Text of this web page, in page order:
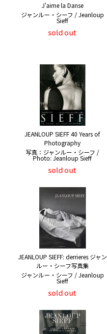
J'aime la Danse
ジャンルー・シーフ / Jeanloup
Sieff
sold out
JEANLOUP SIEFF 40 Years of
Photography
写真：ジャンルー・シーフ /
Photo: Jeanloup Sieff
sold out
JEANLOUP SIEFF: derrieres ジャン
ルー・シーフ写真集
ジャンルー・シーフ / Jeanloup
Sieff
sold out